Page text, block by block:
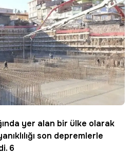
yer alan bir ülke olarak
son depremlerle
6